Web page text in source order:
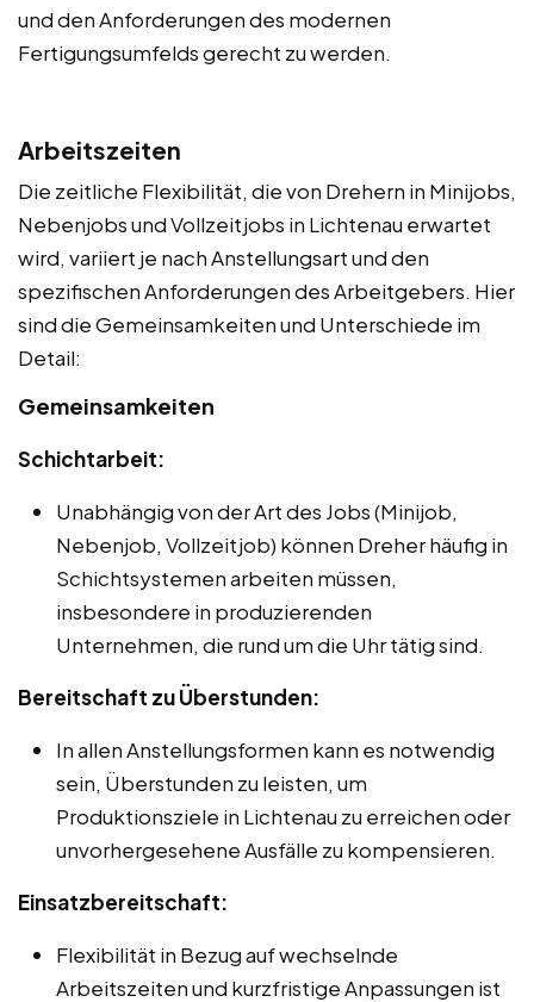
und den Anforderungen des modernen
Fertigungsumfelds gerecht zu werden.
Arbeitszeiten
Die zeitliche Flexibilität, die von Drehern in Minijobs,
Nebenjobs und Vollzeitjobs in Lichtenau erwartet
wird, variiert je nach Anstellungsart und den
spezifischen Anforderungen des Arbeitgebers. Hier
sind die Gemeinsamkeiten und Unterschiede im
Detail:
Gemeinsamkeiten
Schichtarbeit:
Unabhängig von der Art des Jobs (Minijob,
Nebenjob, Vollzeitjob) können Dreher häufig in
Schichtsystemen arbeiten müssen,
insbesondere in produzierenden
Unternehmen, die rund um die Uhr tätig sind.
Bereitschaft zu Überstunden:
In allen Anstellungsformen kann es notwendig
sein, Überstunden zu leisten, um
Produktionsziele in Lichtenau zu erreichen oder
unvorhergesehene Ausfälle zu kompensieren.
Einsatzbereitschaft:
Flexibilität in Bezug auf wechselnde
Arbeitszeiten und kurzfristige Anpassungen ist